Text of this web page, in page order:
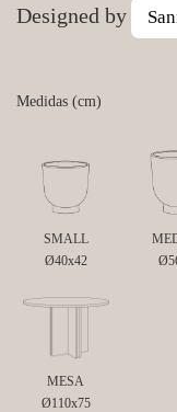
Designed by
Medidas (cm)
SMALL
Ø40x42
MESA
Ø110x75